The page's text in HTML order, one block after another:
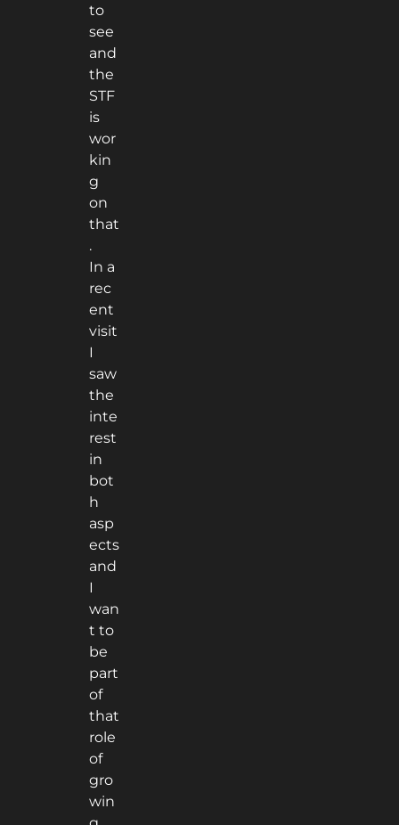
to
see
and
the
STF
is
wor
kin
g
on
that
.
In a
rec
ent
visit
I
saw
the
inte
rest
in
bot
h
asp
ects
and
I
wan
t to
be
part
of
that
role
of
gro
win